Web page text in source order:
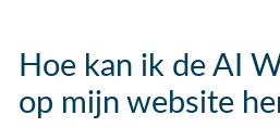
Hoe kan ik de AI
op mijn website